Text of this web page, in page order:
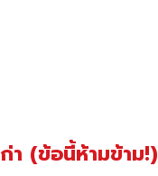
า (ข้อนี้ห้ามข้าม!)